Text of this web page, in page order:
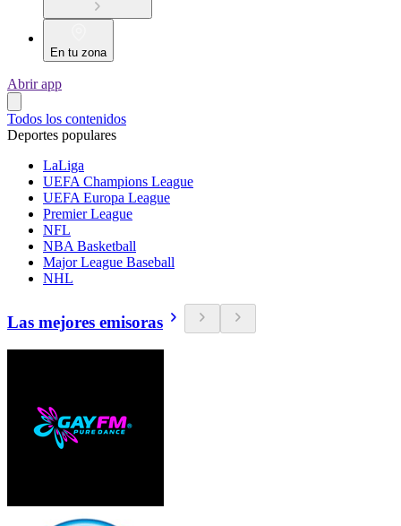
En tu zona
Abrir app
Todos los contenidos
Deportes populares
LaLiga
UEFA Champions League
UEFA Europa League
Premier League
NFL
NBA Basketball
Major League Baseball
NHL
Las mejores emisoras